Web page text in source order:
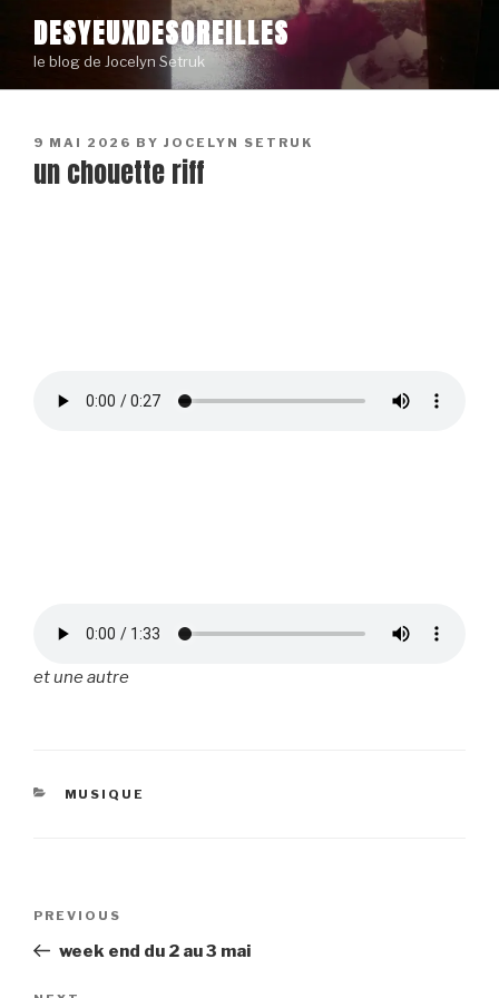
content
DESYEUXDESOREILLES
le blog de Jocelyn Setruk
POSTED
ON
9 MAI 2026 BY JOCELYN SETRUK
un chouette riff
et une autre
CATEGORIES
MUSIQUE
Navigation
l’article
Previous
Post
PREVIOUS
week end du 2 au 3 mai